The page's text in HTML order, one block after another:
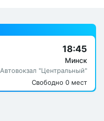
18:45
Минск
Автовокзал "Центральный"
Свободно 0 мест